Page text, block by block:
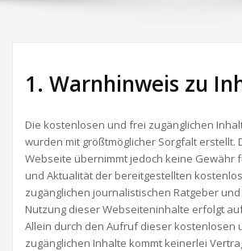
1. Warnhinweis zu
Die kostenlosen und frei zugänglichen
wurden mit größtmöglicher Sorgfalt erstellt.
Webseite übernimmt jedoch keine Gewähr
und Aktualität der bereitgestellten
zugänglichen journalistischen Ratgeber
Nutzung dieser Webseiteninhalte erfolgt
Allein durch den Aufruf dieser kostenlosen
zugänglichen Inhalte kommt keinerlei